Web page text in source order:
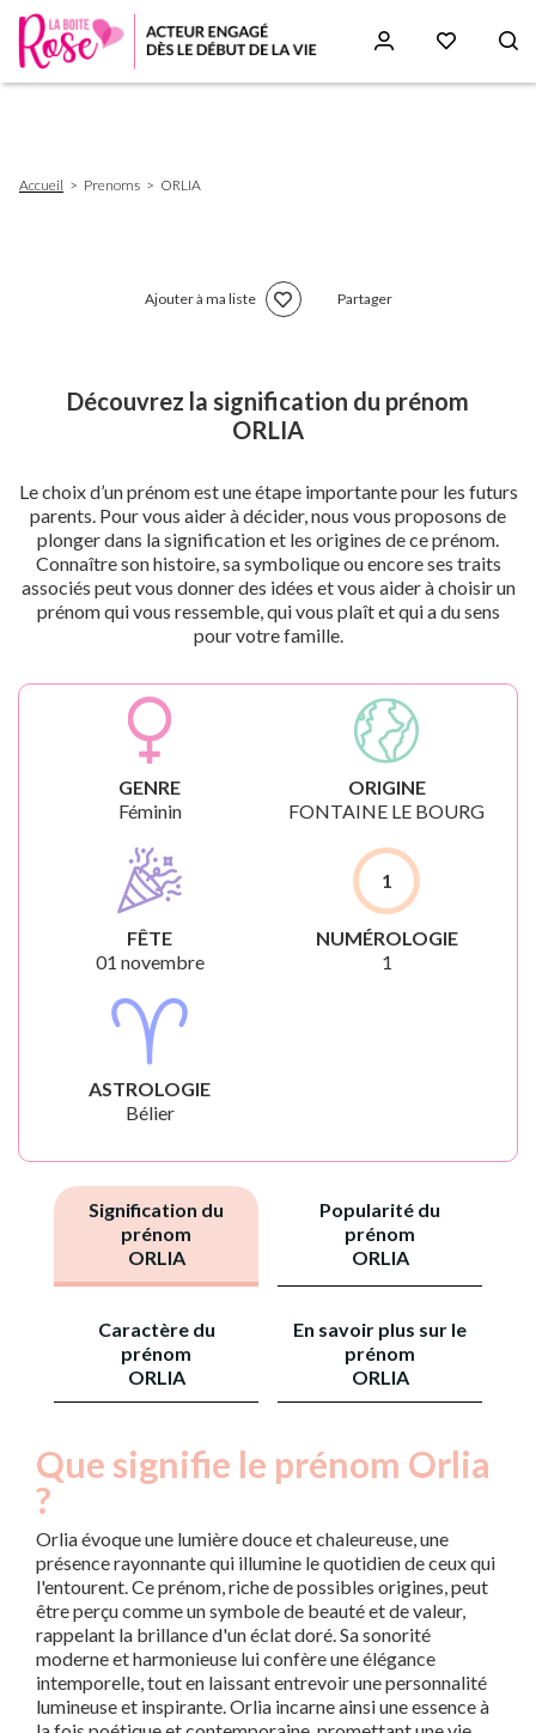
d'Ariane
Accueil Prenoms ORLIA
Ajouter à ma liste Partager
Découvrez la signification du prénom
ORLIA
Le choix d’un prénom est une étape importante pour les futurs
parents. Pour vous aider à décider, nous vous proposons de
plonger dans la signification et les origines de ce prénom.
Connaître son histoire, sa symbolique ou encore ses traits
associés peut vous donner des idées et vous aider à choisir un
prénom qui vous ressemble, qui vous plaît et qui a du sens
pour votre famille.
GENRE
Féminin
ORIGINE
FONTAINE LE BOURG
FÊTE
01 novembre
1
NUMÉROLOGIE
1
ASTROLOGIE
Bélier
Signification du
prénom
ORLIA
Popularité du
prénom
ORLIA
Caractère du
prénom
ORLIA
En savoir plus sur le
prénom
ORLIA
Que signifie le prénom Orlia
?
Orlia évoque une lumière douce et chaleureuse, une
présence rayonnante qui illumine le quotidien de ceux qui
l'entourent. Ce prénom, riche de possibles origines, peut
être perçu comme un symbole de beauté et de valeur,
rappelant la brillance d'un éclat doré. Sa sonorité
moderne et harmonieuse lui confère une élégance
intemporelle, tout en laissant entrevoir une personnalité
lumineuse et inspirante. Orlia incarne ainsi une essence à